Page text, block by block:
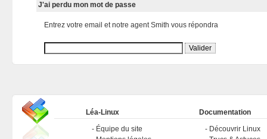
J'ai perdu mon mot de passe
Entrez votre email et notre agent Smith vous répondra
Léa-Linux
Équipe du site
Documentation
Découvrir Linux